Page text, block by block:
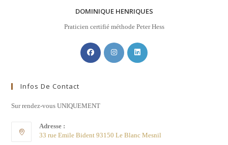
DOMINIQUE HENRIQUES
Praticien certifié méthode Peter Hess
Infos De Contact
Sur rendez-vous UNIQUEMENT
Adresse :
33 rue Emile Bident 93150 Le Blanc Mesnil